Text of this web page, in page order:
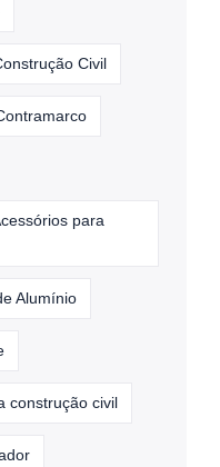
Civil
para
Alumínio
construção civil